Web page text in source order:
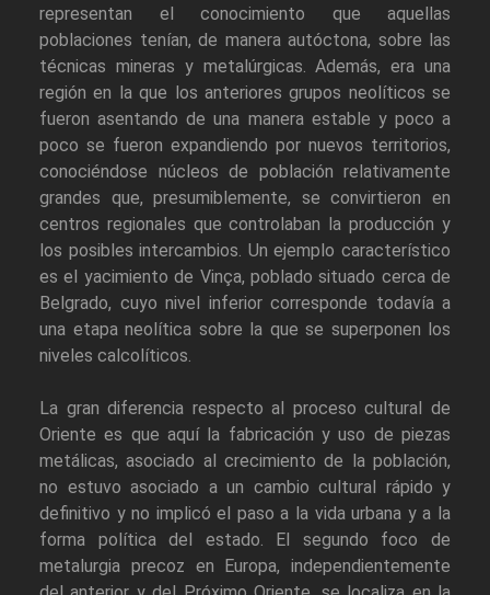
representan el conocimiento que aquellas
poblaciones tenían, de manera autóctona, sobre las
técnicas mineras y metalúrgicas. Además, era una
región en la que los anteriores grupos neolíticos se
fueron asentando de una manera estable y poco a
poco se fueron expandiendo por nuevos territorios,
conociéndose núcleos de población relativamente
grandes que, presumiblemente, se convirtieron en
centros regionales que controlaban la producción y
los posibles intercambios. Un ejemplo característico
es el yacimiento de Vinça, poblado situado cerca de
Belgrado, cuyo nivel inferior corresponde todavía a
una etapa neolítica sobre la que se superponen los
niveles calcolíticos.
La gran diferencia respecto al proceso cultural de
Oriente es que aquí la fabricación y uso de piezas
metálicas, asociado al crecimiento de la población,
no estuvo asociado a un cambio cultural rápido y
definitivo y no implicó el paso a la vida urbana y a la
forma política del estado. El segundo foco de
metalurgia precoz en Europa, independientemente